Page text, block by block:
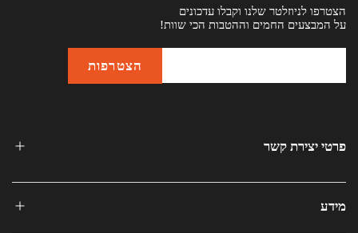
הצטרפו לניוזלטר שלנו וקבלו עדכונים
על המבצעים החמים וההטבות הכי שוות!
פרטי יצירת קשר
מידע